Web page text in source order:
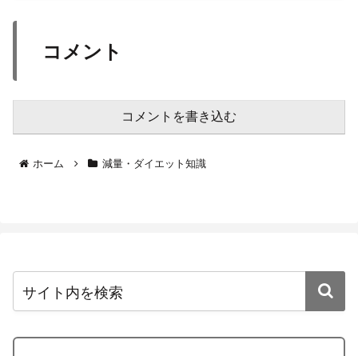
コメント
コメントを書き込む
ホーム 減量・ダイエット知識